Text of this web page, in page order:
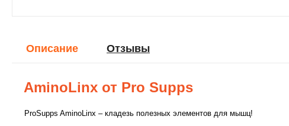
Описание Отзывы
AminoLinx от Pro Supps
ProSupps AminoLinx – кладезь полезных элементов для мышц!